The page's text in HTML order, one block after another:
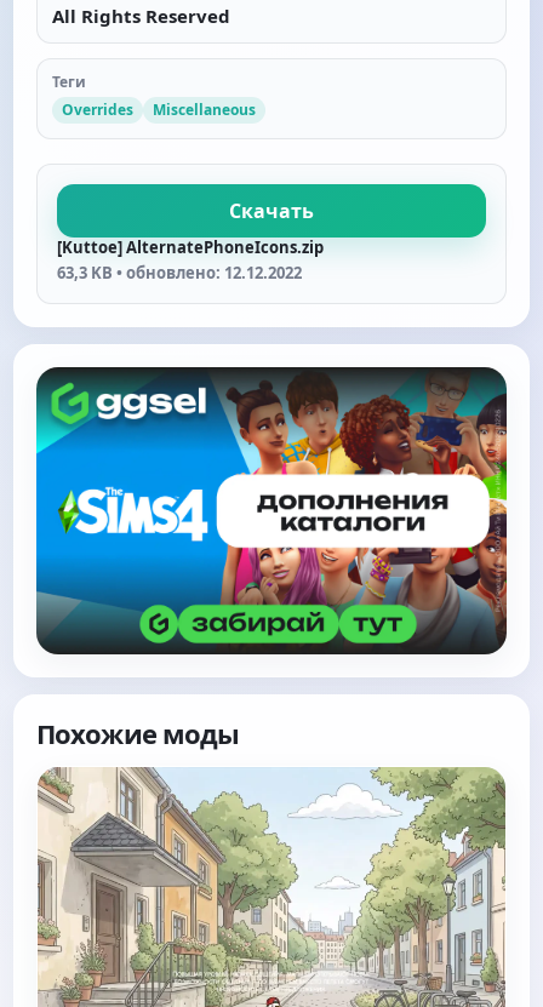
All Rights Reserved
Теги
Overrides
Miscellaneous
Скачать
[Kuttoe] AlternatePhoneIcons.zip
63,3 KB • обновлено: 12.12.2022
Похожие моды